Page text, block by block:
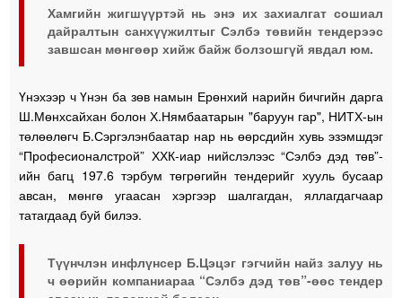
Хамгийн жигшүүртэй нь энэ их захиалгат сошиал
дайралтын санхүүжилтыг Сэлбэ төвийн тендерээс
завшсан мөнгөөр хийж байж болзошгүй явдал юм.
Үнэхээр ч Үнэн ба зөв намын Ерөнхий нарийн бичгийн дарга
Ш.Мөнхсайхан болон Х.Нямбаатарын "баруун гар", НИТХ-ын
төлөөлөгч Б.Сэргэлэнбаатар нар нь өөрсдийн хувь эзэмшдэг
“Професионалстрой” ХХК-иар нийслэлээс “Сэлбэ дэд төв”-
ийн багц 197.6 тэрбум төгрөгийн тендерийг хууль бусаар
авсан, мөнгө угаасан хэргээр шалгагдан, яллагдагчаар
татагдаад буй билээ.
Түүнчлэн инфлүнсер Б.Цэцэг гэгчийн найз залуу нь
ч өөрийн компаниараа “Сэлбэ дэд төв”-өөс тендер